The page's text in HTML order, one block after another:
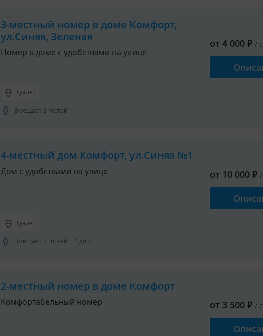
3-местный номер в доме Комфорт,
ул.Синяя, Зеленая
Номер в доме с удобствами на улице
Туалет
Вмещает 2 гостей
от 4 000 ₽ /
4-местный дом Комфорт, ул.Синяя №1
Дом с удобствами на улице
Туалет
Вмещает 3 гостей + 1 доп.
от 10 000 ₽
2-местный номер в доме Комфорт
Комфортабельный номер от 3 500 ₽ /